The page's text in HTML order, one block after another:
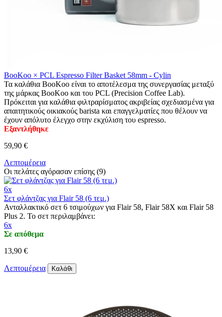
BooKoo × PCL Espresso Filter Basket 58mm - Cylin
Τα καλάθια BooKoo είναι το αποτέλεσμα της συνεργασίας μεταξύ
της μάρκας BooKoo και του PCL (Precision Coffee Lab).
Πρόκειται για καλάθια φιλτραρίσματος ακριβείας σχεδιασμένα για
απαιτητικούς οικιακούς barista και επαγγελματίες που θέλουν να
έχουν απόλυτο έλεγχο στην εκχύλιση του espresso.
Εξαντλήθηκε
59,90 €
Λεπτομέρεια
Οι πελάτες αγόρασαν επίσης (9)
6x
Σετ φλάντζας για Flair 58 (6 τεμ.)
Ανταλλακτικό σετ 6 τσιμούχων για Flair 58, Flair 58X και Flair 58
Plus 2. Το σετ περιλαμβάνει:
6x
Σε απόθεμα
13,90 €
Λεπτομέρεια Καλάθι